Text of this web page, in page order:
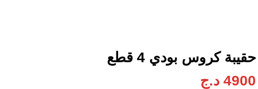
حقيبة كروس بودي 4 قطع
4900 د.ج